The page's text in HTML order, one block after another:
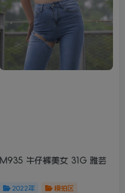
M935 牛仔裤美女 31G 雅芸
2022年 模拍区